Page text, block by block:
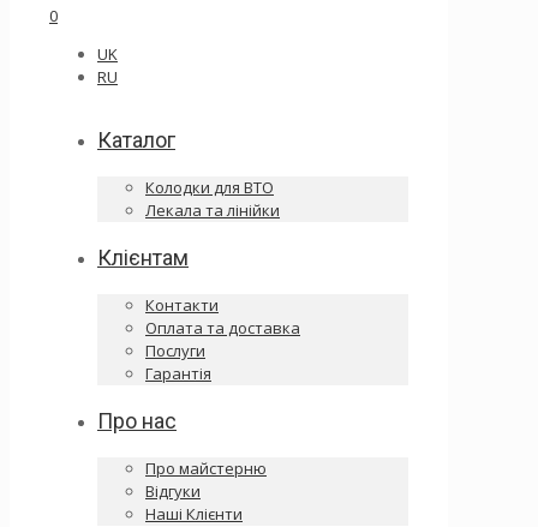
0
UK
RU
Каталог
Колодки для ВТО
Лекала та лінійки
Клієнтам
Контакти
Оплата та доставка
Послуги
Гарантія
Про нас
Про майстерню
Відгуки
Наші Клієнти